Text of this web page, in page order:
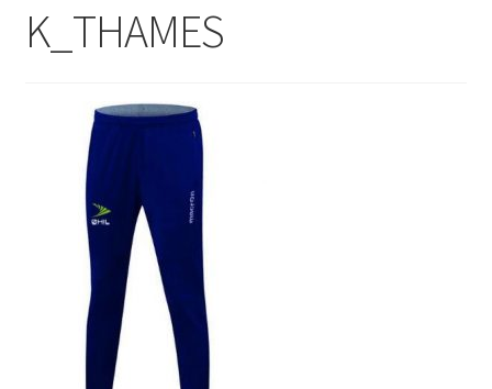
K_THAMES